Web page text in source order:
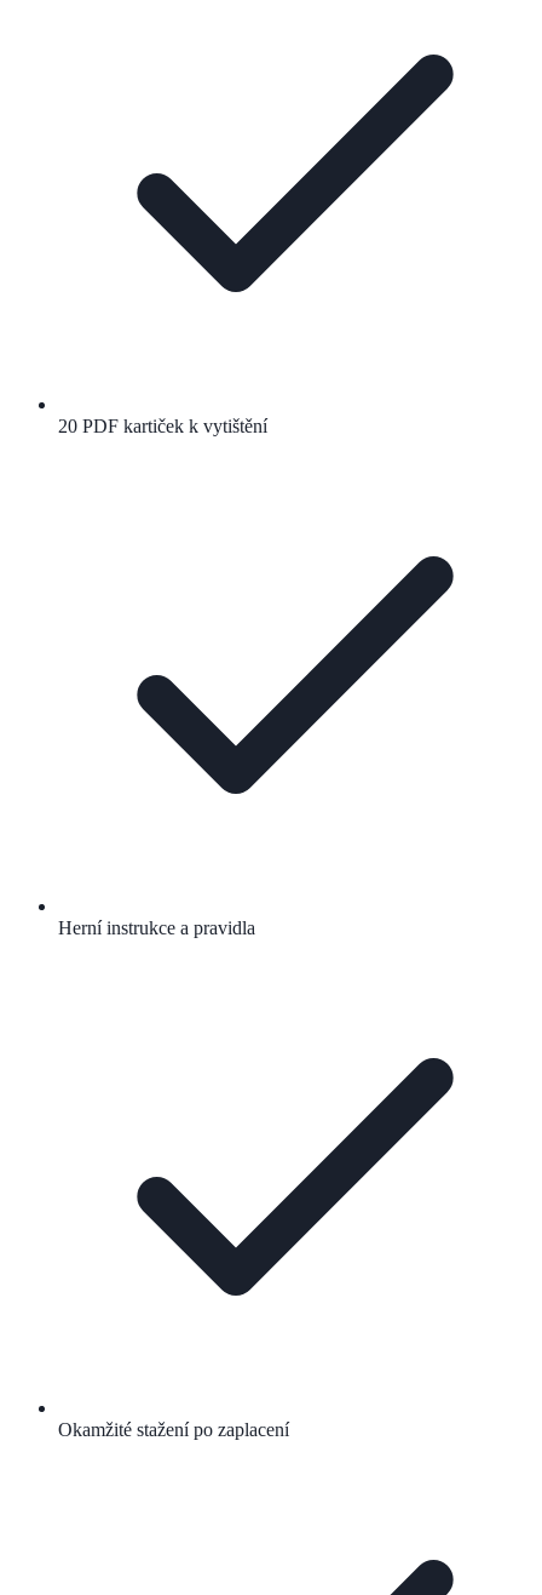
20 PDF kartiček k vytištění
Herní instrukce a pravidla
Okamžité stažení po zaplacení